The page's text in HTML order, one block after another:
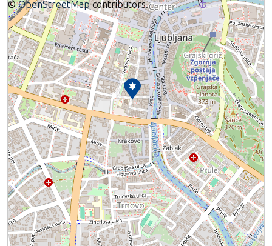
©OpenStreetMapcontributors.